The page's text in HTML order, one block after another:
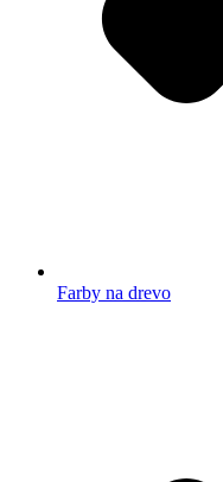
Farby na drevo